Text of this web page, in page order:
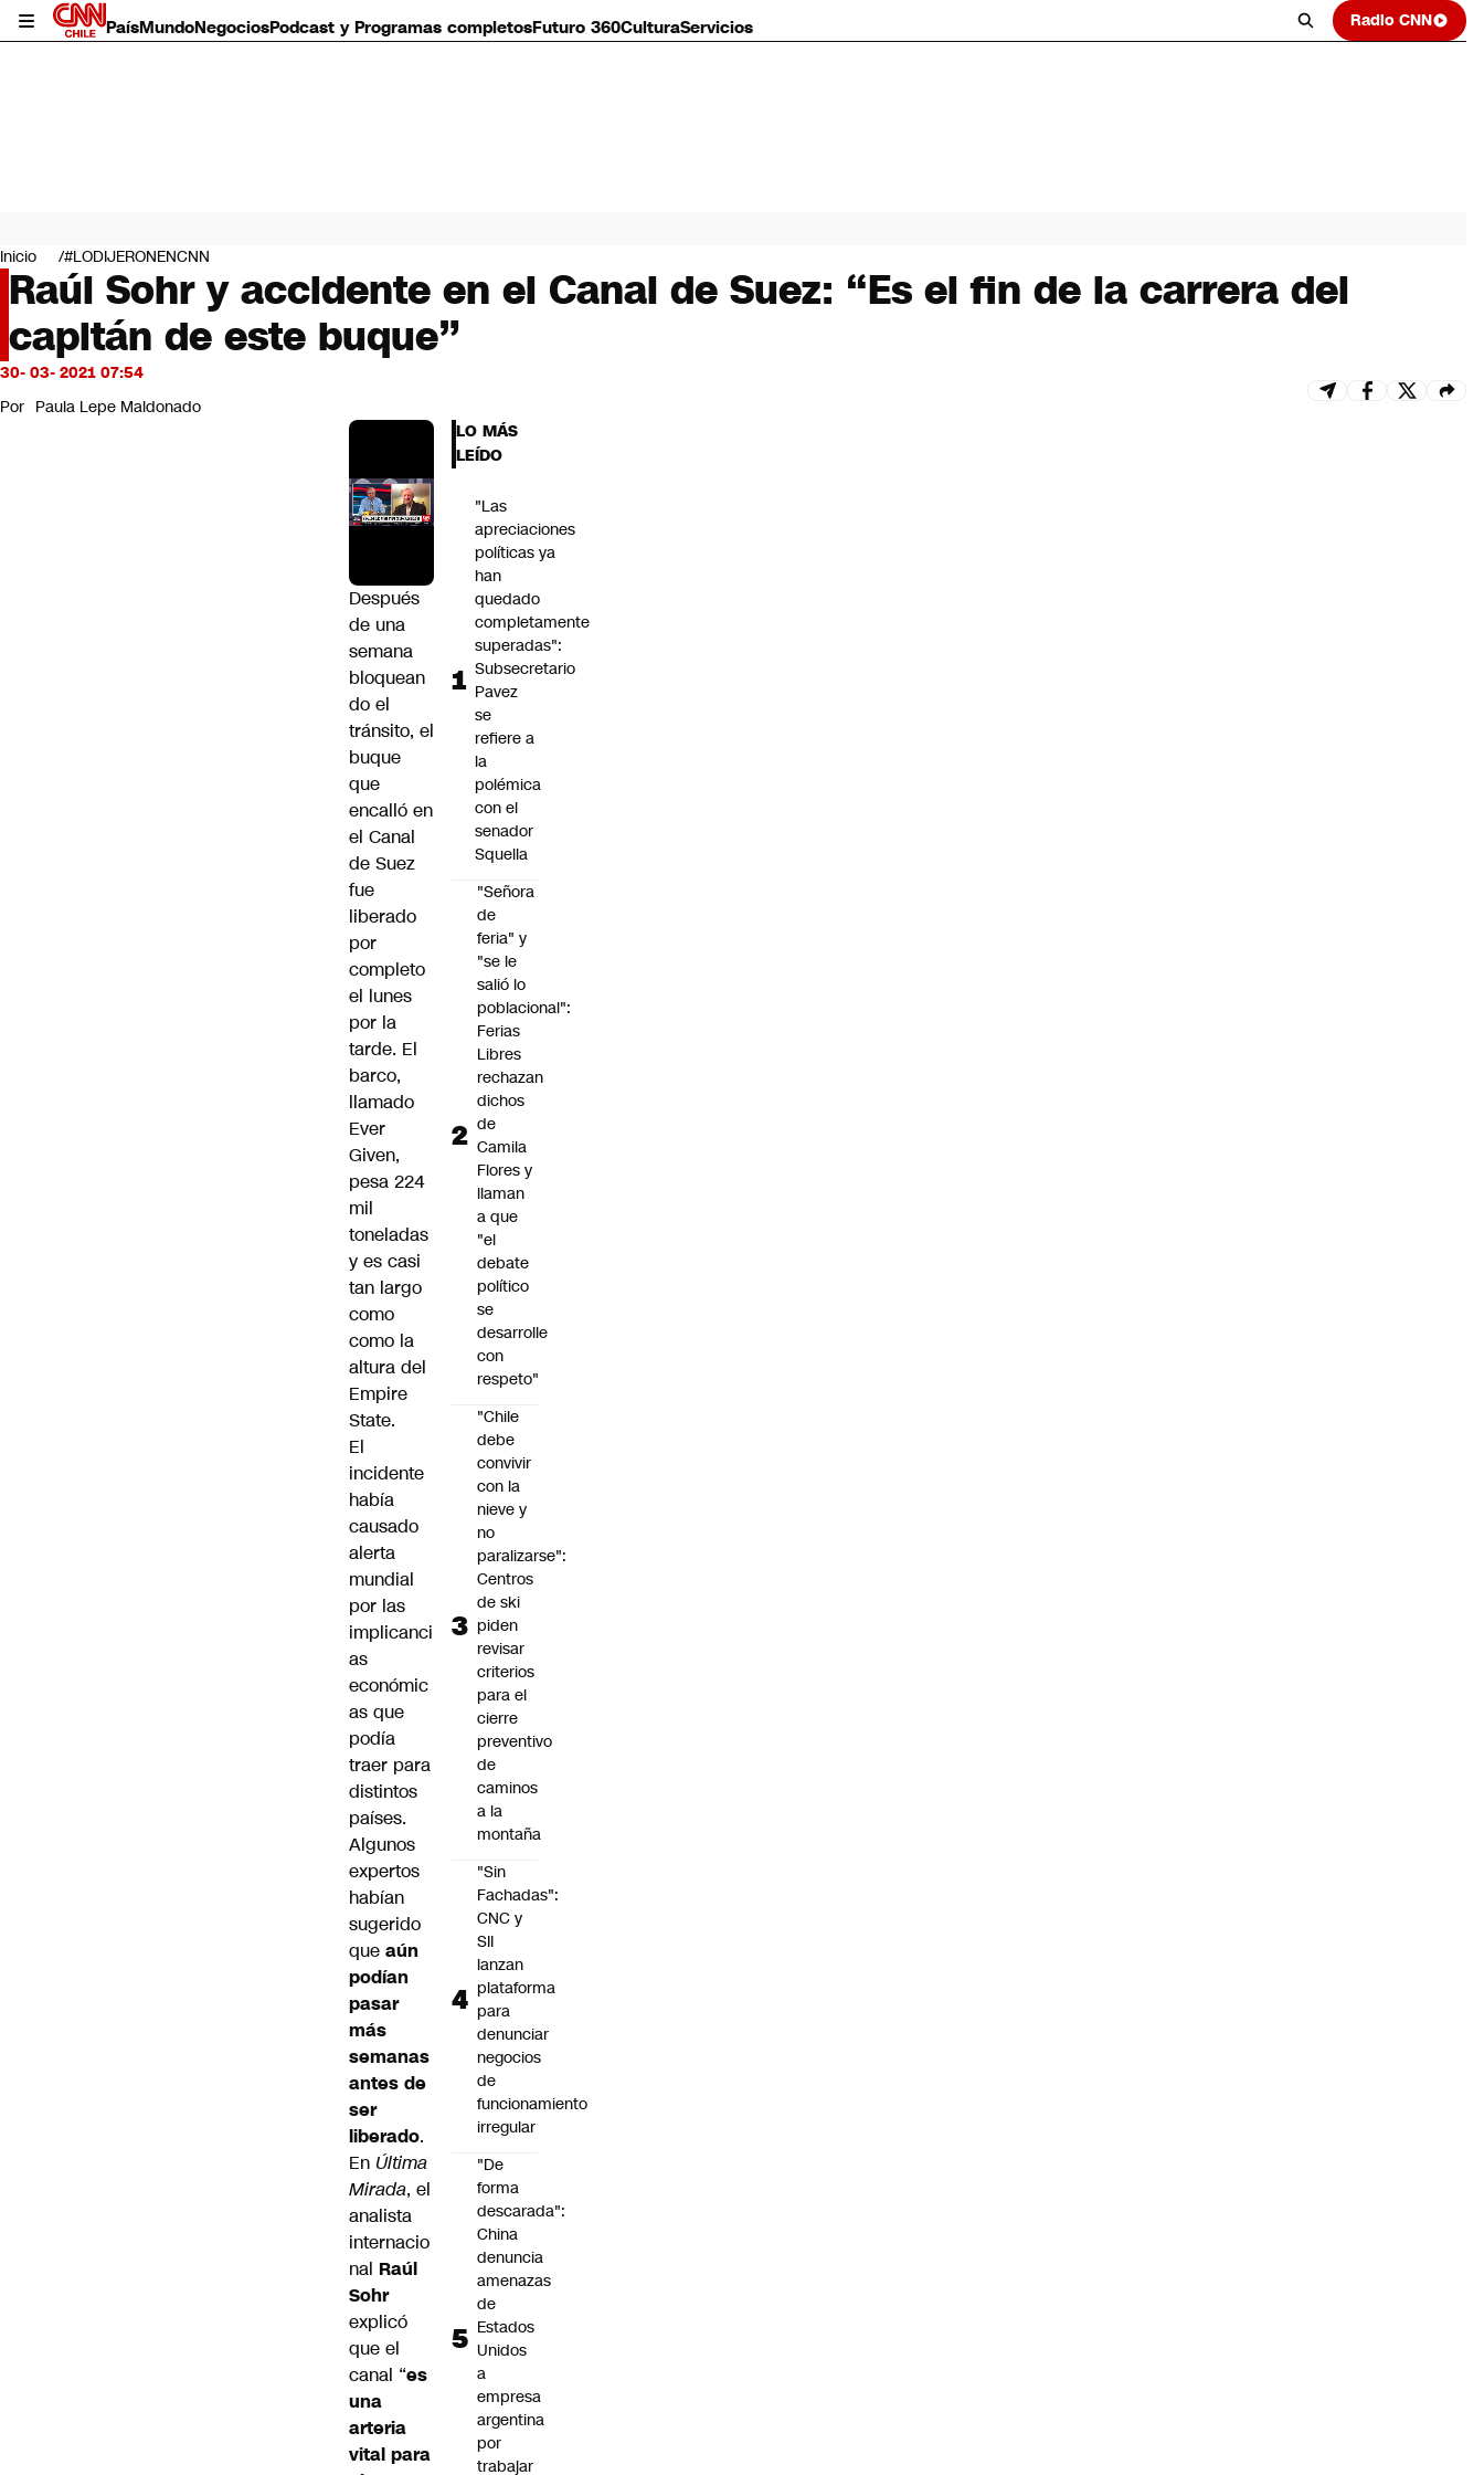
PaísMundoNegociosPodcast y Programas completosFuturo 360CulturaServicios Radio CNN
Mundo
Negocios
Deportes
Programas completos
Cultura
Servicios
Bits
CNN Data
Inicio #LODIJERONENCNN
Raúl Sohr y accidente en el Canal de Suez: “Es el fin de la carrera del
capitán de este buque”
30- 03- 2021 07:54
Por Paula Lepe Maldonado
Después
de una
semana
bloquean
do el
tránsito, el
buque
que
encalló en
el Canal
de Suez
fue
liberado
por
completo
el lunes
por la
tarde. El
barco,
llamado
Ever
Given,
pesa 224
mil
toneladas
y es casi
tan largo
como
como la
altura del
Empire
State.
El
incidente
había
causado
alerta
mundial
por las
implicanci
as
económic
as que
podía
traer para
distintos
países.
Algunos
expertos
habían
sugerido
que aún
podían
pasar
más
semanas
antes de
ser
liberado.
En Última
Mirada, el
analista
internacio
nal Raúl
Sohr
explicó
que el
canal “es
una
arteria
vital para
LO MÁS
LEÍDO
"Las
apreciaciones
políticas ya
han
quedado
completamente
superadas":
Subsecretario
Pavez
se
refiere a
la
polémica
con el
senador
Squella
"Señora
de
feria" y
"se le
salió lo
poblacional":
Ferias
Libres
rechazan
dichos
de
Camila
Flores y
llaman
a que
"el
debate
político
se
desarrolle
con
respeto"
"Chile
debe
convivir
con la
nieve y
no
paralizarse":
Centros
de ski
piden
revisar
criterios
para el
cierre
preventivo
de
caminos
a la
montaña
"Sin
Fachadas":
CNC y
SII
lanzan
plataforma
para
denunciar
negocios
de
funcionamiento
irregular
"De
forma
descarada":
China
denuncia
amenazas
de
Estados
Unidos
a
empresa
argentina
por
trabajar